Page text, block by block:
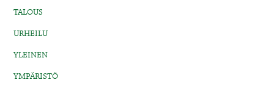
TALOUS
URHEILU
YLEINEN
YMPÄRISTÖ